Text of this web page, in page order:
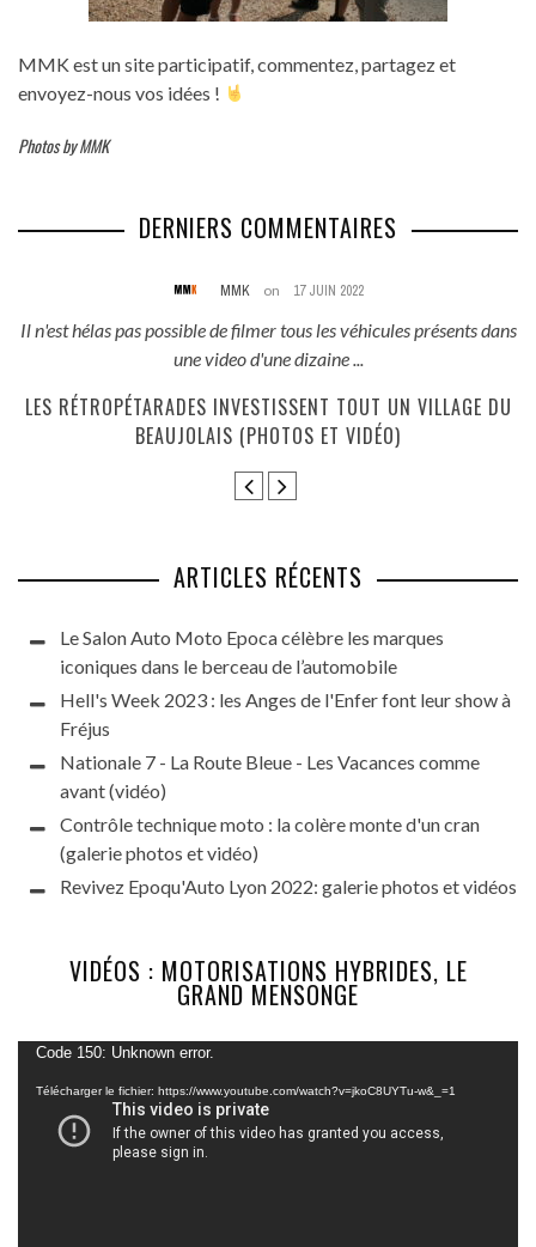
MMK est un site participatif, commentez, partagez et
envoyez-nous vos idées !
Photos by MMK
DERNIERS COMMENTAIRES
MMK on 17 JUIN 2022
Il n'est hélas pas possible de filmer tous les véhicules présents dans
une video d'une dizaine ...
LES RÉTROPÉTARADES INVESTISSENT TOUT UN VILLAGE DU
BEAUJOLAIS (PHOTOS ET VIDÉO)
ARTICLES RÉCENTS
Le Salon Auto Moto Epoca célèbre les marques
iconiques dans le berceau de l’automobile
Hell's Week 2023 : les Anges de l'Enfer font leur show à
Fréjus
Nationale 7 - La Route Bleue - Les Vacances comme
avant (vidéo)
Contrôle technique moto : la colère monte d'un cran
(galerie photos et vidéo)
Revivez Epoqu'Auto Lyon 2022: galerie photos et vidéos
VIDÉOS : MOTORISATIONS HYBRIDES, LE
GRAND MENSONGE
Lecteur
vidéo
Code 150: Unknown error.
Télécharger le fichier: https://www.youtube.com/watch?v=jkoC8UYTu-w&_=1